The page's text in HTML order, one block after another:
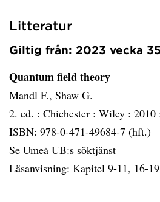
Litteratur
Giltig från: 2023 vecka 35
Quantum field theory
Mandl F., Shaw G.
2. ed. : Chichester : Wiley : 2010
ISBN: 978-0-471-49684-7 (hft.)
Se Umeå UB:s söktjänst
Läsanvisning: Kapitel 9-11, 16-19